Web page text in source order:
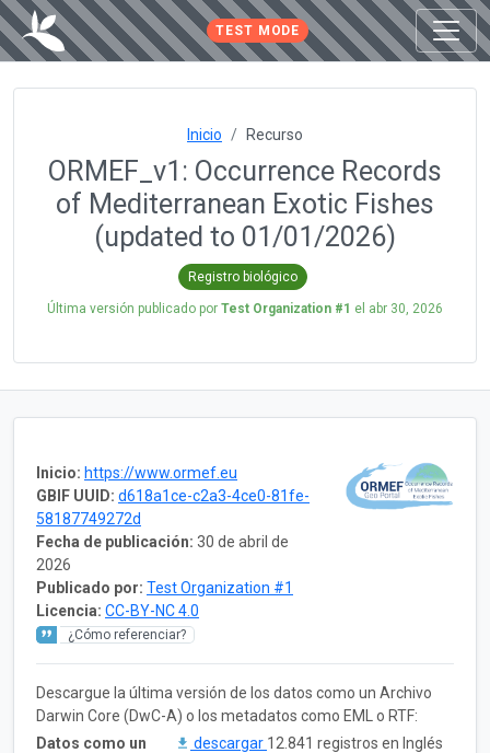
TEST MODE
Inicio Recurso
ORMEF_v1: Occurrence Records
of Mediterranean Exotic Fishes
(updated to 01/01/2026)
Registro biológico
Última versión publicado por Test Organization #1 el abr 30, 2026
Inicio: https://www.ormef.eu
GBIF UUID: d618a1ce-c2a3-4ce0-81fe-
58187749272d
Fecha de publicación: 30 de abril de
2026
Publicado por: Test Organization #1
Licencia: CC-BY-NC 4.0
¿Cómo referenciar?
Descargue la última versión de los datos como un Archivo
Darwin Core (DwC-A) o los metadatos como EML o RTF:
Datos como un
descargar 12.841 registros en Inglés